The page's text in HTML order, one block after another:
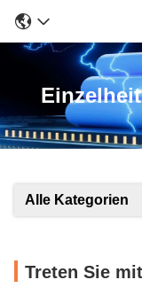
Alle Kategorien
Treten Sie